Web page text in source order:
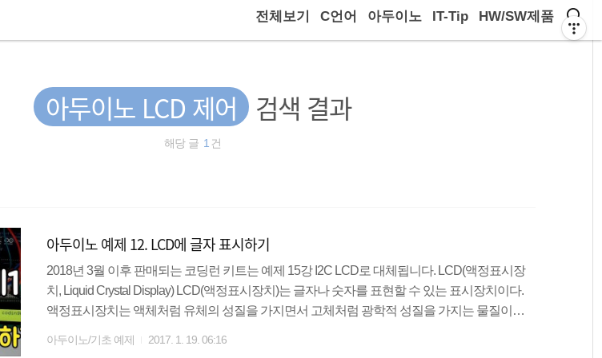
전체보기 C언어 아두이노 IT-Tip HW/SW제품
아두이노 LCD 제어 검색 결과
해당 글 1 건
아두이노 예제 12. LCD에 글자 표시하기
2018년 3월 이후 판매되는 코딩런 키트는 예제 15강 I2C LCD로 대체됩니다. LCD(액정표시장
치, Liquid Crystal Display) LCD(액정표시장치)는 글자나 숫자를 표현할 수 있는 표시장치이다.
액정표시장치는 액체처럼 유체의 성질을 가지면서 고체처럼 광학적 성질을 가지는 물질이다.
아두이노/기초 예제 2017. 1. 19. 06:16